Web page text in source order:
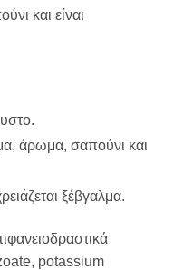
και είναι
άρωμα, σαπούνι και
ξέβγαλμα.
potassium